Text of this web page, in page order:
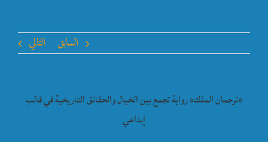
السابق التالي
«ترجمان الملك» رواية تجمع بين الخيال والحقائق التاريخية في قالب
إبداعي